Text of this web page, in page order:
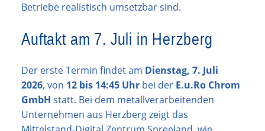
Betriebe realistisch umsetzbar sind.
Auftakt am 7. Juli in Herzberg
Der erste Termin findet am Dienstag, 7. Juli
2026, von 12 bis 14:45 Uhr bei der E.u.Ro Chrom
GmbH statt. Bei dem metallverarbeitenden
Unternehmen aus Herzberg zeigt das